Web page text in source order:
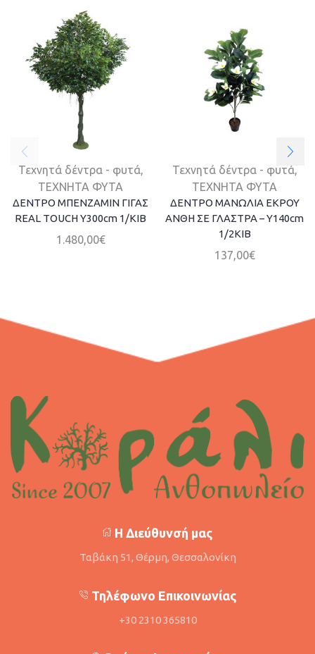
Τεχνητά δέντρα - φυτά,
ΤΕΧΝΗΤΑ ΦΥΤΑ
ΔΕΝΤΡΟ ΜΠΕΝΖΑΜΙΝ ΓΙΓΑΣ
REAL TOUCH Υ300cm 1/ΚΙΒ
1.480,00€
Τεχνητά δέντρα - φυτά,
ΤΕΧΝΗΤΑ ΦΥΤΑ
ΔΕΝΤΡΟ MANΩΛΙΑ ΕΚΡΟΥ
ΑΝΘΗ ΣΕ ΓΛΑΣΤΡΑ – Y140cm
1/2KIB
137,00€
Η Διεύθυνσή μας
Ταβάκη 51, Θέρμη, Θεσσαλονίκη
Τηλέφωνο Επικοινωνίας
+30 2310 365810